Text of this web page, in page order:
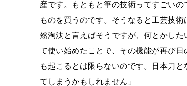
産です。もともと筆の技術ってすごい
ものを買うのです。そうなると工芸技
然淘汰と言えばそうですが、何とかし
て使い始めたことで、その機能が再び
も起こるとは限らないのです。日本刀
てしまうかもしれません」